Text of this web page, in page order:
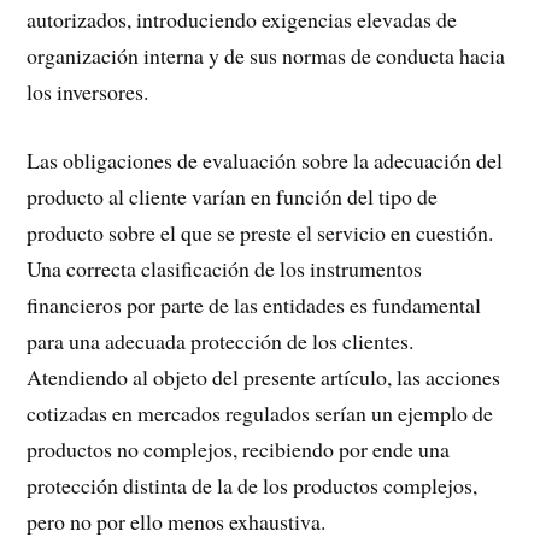
autorizados, introduciendo exigencias elevadas de
organización interna y de sus normas de conducta hacia
los inversores.
Las obligaciones de evaluación sobre la adecuación del
producto al cliente varían en función del tipo de
producto sobre el que se preste el servicio en cuestión.
Una correcta clasificación de los instrumentos
financieros por parte de las entidades es fundamental
para una adecuada protección de los clientes.
Atendiendo al objeto del presente artículo, las acciones
cotizadas en mercados regulados serían un ejemplo de
productos no complejos, recibiendo por ende una
protección distinta de la de los productos complejos,
pero no por ello menos exhaustiva.